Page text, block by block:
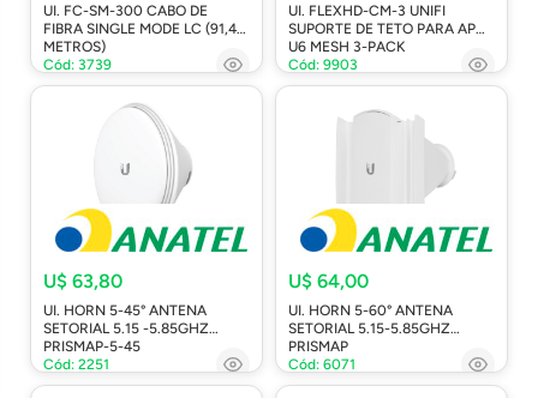
UI. FC-SM-300 CABO DE
FIBRA SINGLE MODE LC (91,44
METROS)
Cód: 3739
UI. FLEXHD-CM-3 UNIFI
SUPORTE DE TETO PARA AP
U6 MESH 3-PACK
Cód: 9903
U$ 63,80
UI. HORN 5-45° ANTENA
SETORIAL 5.15 -5.85GHZ
PRISMAP-5-45
Cód: 2251
U$ 64,00
UI. HORN 5-60° ANTENA
SETORIAL 5.15-5.85GHZ
PRISMAP
Cód: 6071